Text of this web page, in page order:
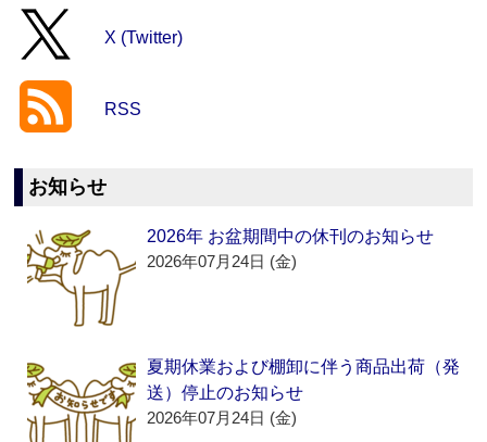
X (Twitter)
RSS
お知らせ
2026年 お盆期間中の休刊のお知らせ
2026年07月24日 (金)
夏期休業および棚卸に伴う商品出荷（発
送）停止のお知らせ
2026年07月24日 (金)